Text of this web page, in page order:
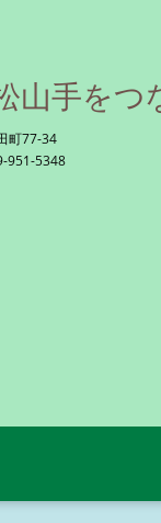
山手をつ
町77-34
5348